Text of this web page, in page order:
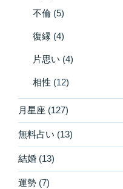
不倫 (5)
復縁 (4)
片思い (4)
相性 (12)
月星座 (127)
無料占い (13)
結婚 (13)
運勢 (7)